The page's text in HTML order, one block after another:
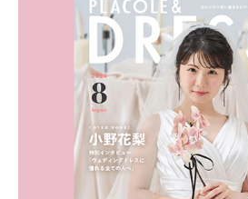
一番お得？」「プラコレの
解決します。 まずは診断
ング診断」か、体